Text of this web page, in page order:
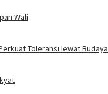
Wali
Toleransi lewat Budaya